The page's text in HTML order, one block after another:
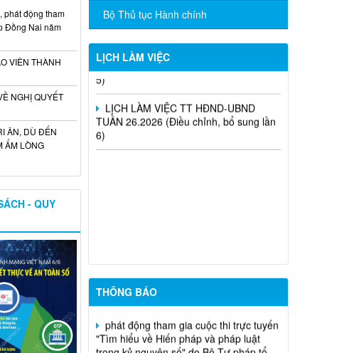
Bộ Thủ tục Hành chính
LỊCH LÀM VIỆC
LỊCH LÀM VIỆC TT HĐND-UBND
TUẦN 27.2026 (Điều chỉnh, bổ sung lần
5)
LỊCH LÀM VIỆC TT HĐND-UBND
TUẦN 26.2026 (Điều chỉnh, bổ sung lần
6)
THÔNG BÁO
niêm yết công khai mất giấy chứng
Thị Xuân Hương
phát động tham gia cuộc thi trực tuyến
"Tìm hiểu về Hiến pháp và pháp luật
trong kỷ nguyên số" do Bộ Tư pháp tổ
chức
phát động tham
Đồng Nai năm
VIÊN THÀNH
NGHỊ QUYẾT
ÂN, DÙ ĐẾN
ẤM LÒNG
- QUY